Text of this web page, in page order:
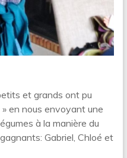
et grands ont pu
en nous envoyant une
à la manière du
Gabriel, Chloé et